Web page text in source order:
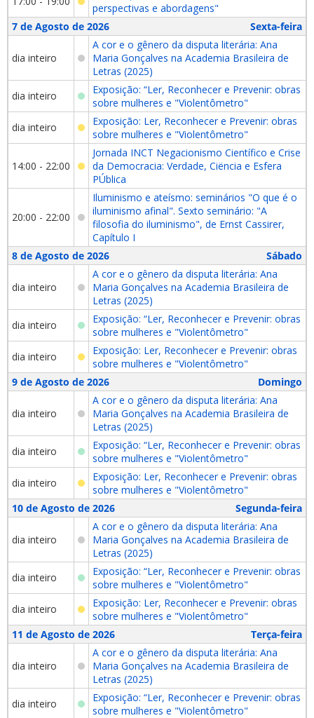
perspectivas e abordagens"
7 de Agosto de 2026
Sexta-feira
dia inteiro
A cor e o gênero da disputa literária: Ana
Maria Gonçalves na Academia Brasileira de
Letras (2025)
dia inteiro
Exposição: “Ler, Reconhecer e Prevenir: obras
sobre mulheres e "Violentômetro"
dia inteiro
Exposição: Ler, Reconhecer e Prevenir: obras
sobre mulheres e "Violentômetro"
14:00 - 22:00
Jornada INCT Negacionismo Científico e Crise
da Democracia: Verdade, Ciëncia e Esfera
PÚblica
20:00 - 22:00
Iluminismo e ateísmo: seminários "O que é o
iluminismo afinal". Sexto seminário: "A
filosofia do iluminismo", de Ernst Cassirer,
Capítulo I
8 de Agosto de 2026
Sábado
dia inteiro
A cor e o gênero da disputa literária: Ana
Maria Gonçalves na Academia Brasileira de
Letras (2025)
dia inteiro
Exposição: “Ler, Reconhecer e Prevenir: obras
sobre mulheres e "Violentômetro"
dia inteiro
Exposição: Ler, Reconhecer e Prevenir: obras
sobre mulheres e "Violentômetro"
9 de Agosto de 2026
Domingo
dia inteiro
A cor e o gênero da disputa literária: Ana
Maria Gonçalves na Academia Brasileira de
Letras (2025)
dia inteiro
Exposição: “Ler, Reconhecer e Prevenir: obras
sobre mulheres e "Violentômetro"
dia inteiro
Exposição: Ler, Reconhecer e Prevenir: obras
sobre mulheres e "Violentômetro"
10 de Agosto de 2026
Segunda-feira
dia inteiro
A cor e o gênero da disputa literária: Ana
Maria Gonçalves na Academia Brasileira de
Letras (2025)
dia inteiro
Exposição: “Ler, Reconhecer e Prevenir: obras
sobre mulheres e "Violentômetro"
dia inteiro
Exposição: Ler, Reconhecer e Prevenir: obras
sobre mulheres e "Violentômetro"
11 de Agosto de 2026
Terça-feira
dia inteiro
A cor e o gênero da disputa literária: Ana
Maria Gonçalves na Academia Brasileira de
Letras (2025)
dia inteiro
Exposição: “Ler, Reconhecer e Prevenir: obras
sobre mulheres e "Violentômetro"